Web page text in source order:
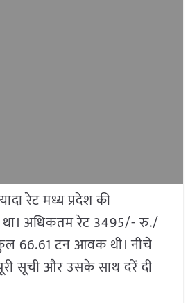
रेट मध्य प्रदेश की
था। अधिकतम रेट 3495/- रु./
66.61 टन आवक थी। नीचे
सूची और उसके साथ दरें दी